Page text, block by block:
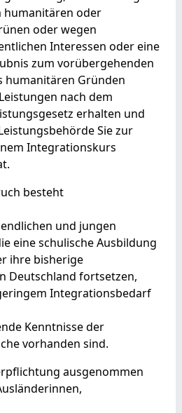
humanitären oder
oder wegen
Interessen oder eine
zum vorübergehenden
humanitären Gründen
nach dem
erhalten und
Sie zur
Integrationskurs
besteht
und jungen
eine schulische Ausbildung
ihre bisherige
Deutschland fortsetzen,
Integrationsbedarf
Kenntnisse der
vorhanden sind.
ausgenommen